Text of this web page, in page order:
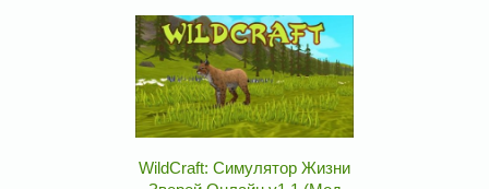
WildCraft: Симулятор Жизни